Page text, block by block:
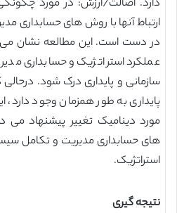
دارد. اصالت/ارزش: در مورد
ارتباط آنها با روش های حسابداری
در دست است. این مطالعه نشان می
عملکرد استراتژیک و حسابداری
سازمانی و پایداری درک شود. درحالی
پایداری به طور همزمان وجود
مورد دینامیک تغییر پیشنهاد
های حسابداری مدیریت و تکامل
استراتژیک.
نتیجه گیری